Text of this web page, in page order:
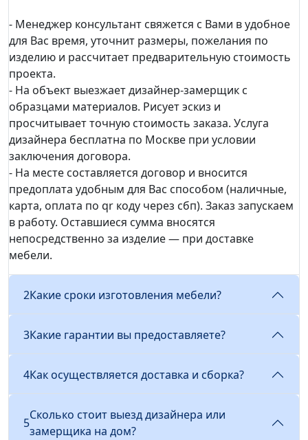
- Менеджер консультант свяжется с Вами в удобное
для Вас время, уточнит размеры, пожелания по
изделию и рассчитает предварительную стоимость
проекта.
- На объект выезжает дизайнер-замерщик с
образцами материалов. Рисует эскиз и
просчитывает точную стоимость заказа. Услуга
дизайнера бесплатна по Москве при условии
заключения договора.
- На месте составляется договор и вносится
предоплата удобным для Вас способом (наличные,
карта, оплата по qr коду через сбп). Заказ запускаем
в работу. Оставшиеся сумма вносятся
непосредственно за изделие — при доставке
мебели.
2Какие сроки изготовления мебели?
3Какие гарантии вы предоставляете?
4Как осуществляется доставка и сборка?
5
Сколько стоит выезд дизайнера или
замерщика на дом?